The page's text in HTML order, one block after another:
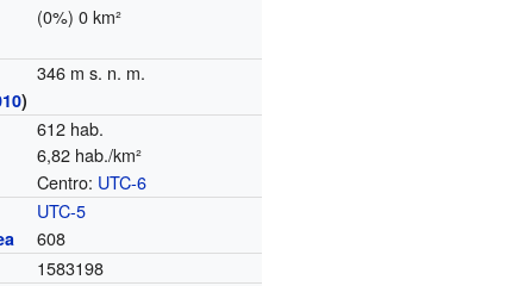
(0%) 0 km²
346 m s. n. m.
)
612 hab.
6,82 hab./km²
Centro: UTC-6
UTC-5
608
1583198